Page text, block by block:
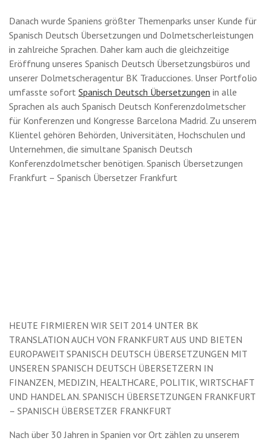
Danach wurde Spaniens größter Themenparks unser Kunde für
Spanisch Deutsch Übersetzungen und Dolmetscherleistungen
in zahlreiche Sprachen. Daher kam auch die gleichzeitige
Eröffnung unseres Spanisch Deutsch Übersetzungsbüros und
unserer Dolmetscheragentur BK Traducciones. Unser Portfolio
umfasste sofort Spanisch Deutsch Übersetzungen in alle
Sprachen als auch Spanisch Deutsch Konferenzdolmetscher
für Konferenzen und Kongresse Barcelona Madrid. Zu unserem
Klientel gehören Behörden, Universitäten, Hochschulen und
Unternehmen, die simultane Spanisch Deutsch
Konferenzdolmetscher benötigen. Spanisch Übersetzungen
Frankfurt – Spanisch Übersetzer Frankfurt
HEUTE FIRMIEREN WIR SEIT 2014 UNTER BK
TRANSLATION AUCH VON FRANKFURT AUS UND BIETEN
EUROPAWEIT SPANISCH DEUTSCH ÜBERSETZUNGEN MIT
UNSEREN SPANISCH DEUTSCH ÜBERSETZERN IN
FINANZEN, MEDIZIN, HEALTHCARE, POLITIK, WIRTSCHAFT
UND HANDEL AN. SPANISCH ÜBERSETZUNGEN FRANKFURT
– SPANISCH ÜBERSETZER FRANKFURT
Nach über 30 Jahren in Spanien vor Ort zählen zu unserem